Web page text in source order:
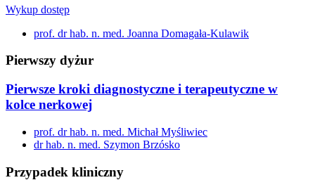
Wykup dostęp
prof. dr hab. n. med. Joanna Domagała-Kulawik
Pierwszy dyżur
Pierwsze kroki diagnostyczne i terapeutyczne w
kolce nerkowej
prof. dr hab. n. med. Michał Myśliwiec
dr hab. n. med. Szymon Brzósko
Przypadek kliniczny